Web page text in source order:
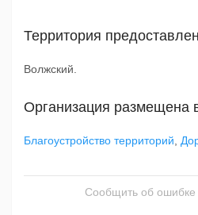
Территория
Волжский.
Организация размещена
Благоустройство территорий
Сообщить об ошибке